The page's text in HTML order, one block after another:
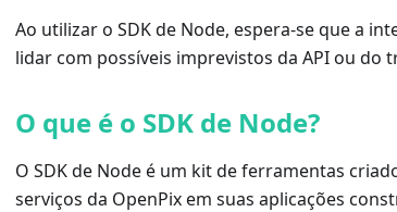
Ao utilizar o SDK de Node, espera-se que a
lidar com possíveis imprevistos da API ou
O que é o SDK de Node?
O SDK de Node é um kit de ferramentas
serviços da OpenPix em suas aplicações